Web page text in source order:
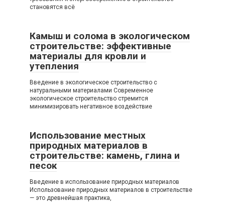
становятся всё
Камыш и солома в экологическом
строительстве: эффективные
материалы для кровли и
утепления
Введение в экологическое строительство с
натуральными материалами Современное
экологическое строительство стремится
минимизировать негативное воздействие
Использование местных
природных материалов в
строительстве: камень, глина и
песок
Введение в использование природных материалов
Использование природных материалов в строительстве
— это древнейшая практика,